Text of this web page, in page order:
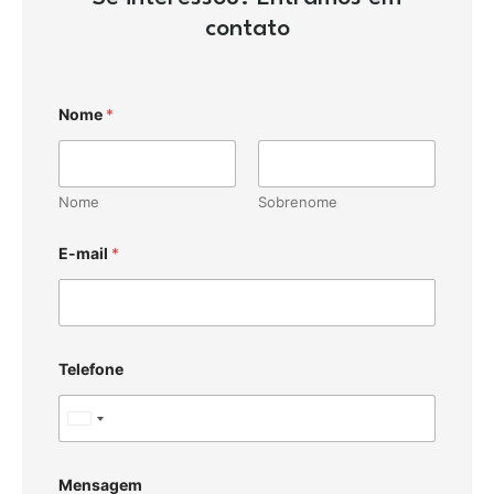
contato
Nome *
Nome Sobrenome
E-mail *
Telefone
i
Mensagem